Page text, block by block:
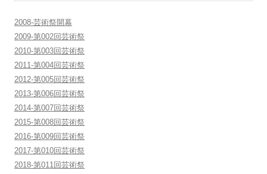
2008-芸術祭開幕
2009-第002回芸術祭
2010-第003回芸術祭
2011-第004回芸術祭
2012-第005回芸術祭
2013-第006回芸術祭
2014-第007回芸術祭
2015-第008回芸術祭
2016-第009回芸術祭
2017-第010回芸術祭
2018-第011回芸術祭